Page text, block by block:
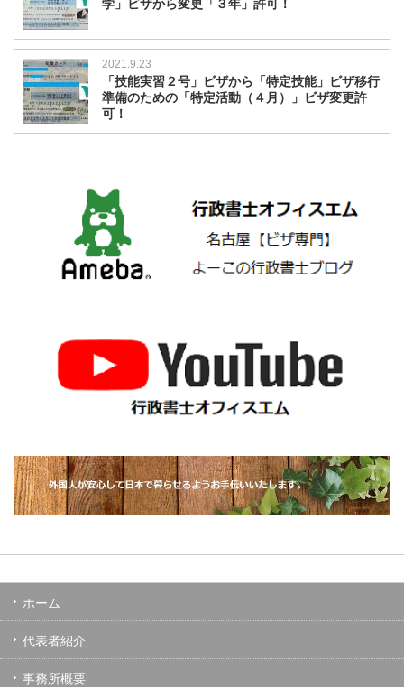
学」ビザから変更「３年」許可！
2021.9.23
「技能実習２号」ビザから「特定技能」ビザ移行
準備のための「特定活動（４月）」ビザ変更許
可！
ホーム
代表者紹介
事務所概要